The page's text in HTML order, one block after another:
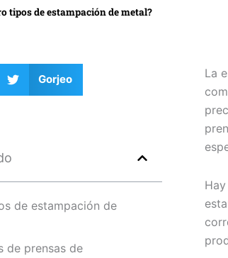
tipos de estampación de metal?
Gorjeo
de estampación de
de prensas de
La